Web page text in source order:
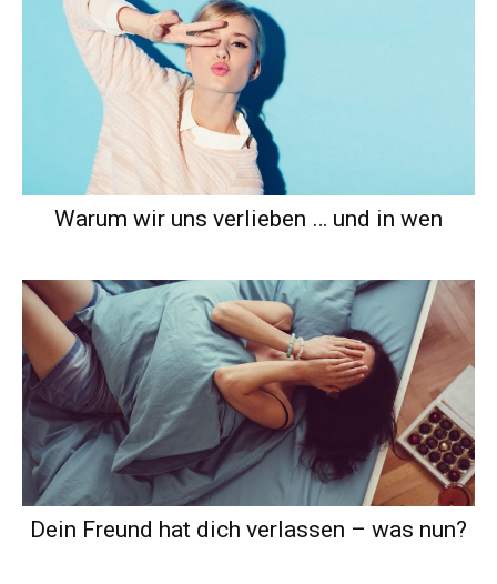
Warum wir uns verlieben … und in wen
Dein Freund hat dich verlassen – was nun?